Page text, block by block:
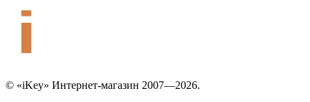
© «iKey» Интернет-магазин 2007—2026.